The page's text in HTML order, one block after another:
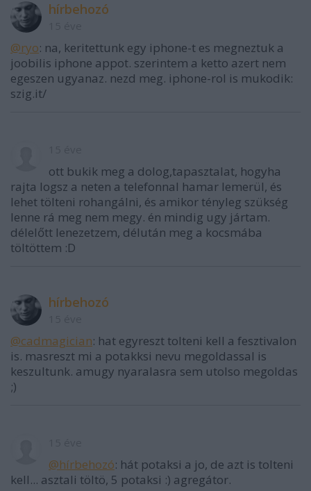
hírbehozó
@ryo: na, keritettunk egy iphone-t es megneztuk a
joobilis iphone appot. szerintem a ketto azert nem
egeszen ugyanaz. nezd meg. iphone-rol is mukodik:
szig.it/
ott bukik meg a dolog,tapasztalat, hogyha
rajta logsz a neten a telefonnal hamar lemerül, és
lehet tölteni rohangálni, és amikor tényleg szükség
lenne rá meg nem megy. én mindig ugy jártam.
délelőtt lenezetzem, délután meg a kocsmába
töltöttem :D
hírbehozó
@cadmagician: hat egyreszt tolteni kell a fesztivalon
is. masreszt mi a potakksi nevu megoldassal is
keszultunk. amugy nyaralasra sem utolso megoldas
;)
@hírbehozó: hát potaksi a jo, de azt is tolteni
kell... asztali töltö, 5 potaksi :) agregátor.